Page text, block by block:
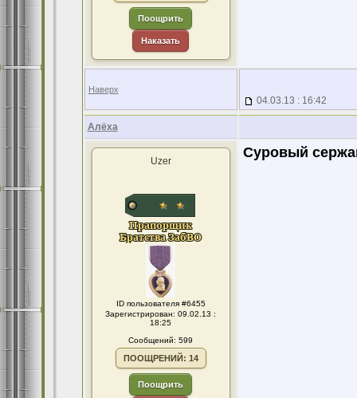
Поощрить
Наказать
Наверх
04.03.13 : 16:42
Алёха
Uzer
ID пользователя #6455
Зарегистрирован: 09.02.13 :
18:25
Сообщений: 599
ПООЩРЕНИЙ: 14
Поощрить
Суровый